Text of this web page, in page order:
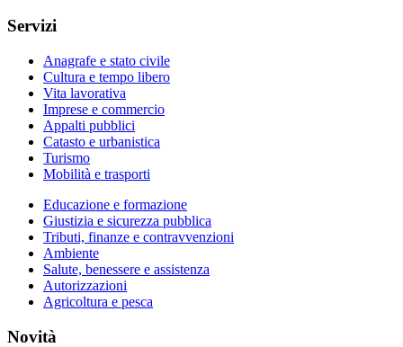
Servizi
Anagrafe e stato civile
Cultura e tempo libero
Vita lavorativa
Imprese e commercio
Appalti pubblici
Catasto e urbanistica
Turismo
Mobilità e trasporti
Educazione e formazione
Giustizia e sicurezza pubblica
Tributi, finanze e contravvenzioni
Ambiente
Salute, benessere e assistenza
Autorizzazioni
Agricoltura e pesca
Novità